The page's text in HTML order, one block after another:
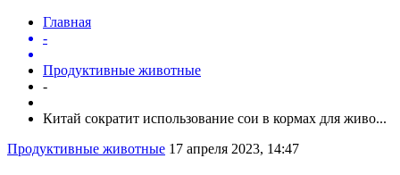
Главная
-
Продуктивные животные
-
Китай сократит использование сои в кормах для живо...
Продуктивные животные 17 апреля 2023, 14:47